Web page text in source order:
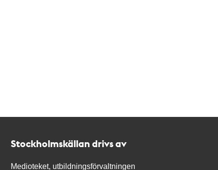
Stockholmskällan drivs av
Medioteket, utbildningsförvaltningen